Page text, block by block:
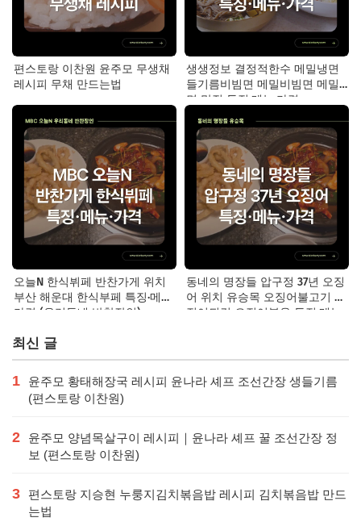
편스토랑 이찬원 윤주모 무생채
레시피 무채 만드는법
생생정보 결정적한수 메밀냉면
들기름비빔면 메밀비빔면 메밀
면 맛집 특징·메뉴·가격
오늘N 한식뷔페 반찬가게 위치
부산 해운대 한식부페 특징·메뉴·
가격 (우리동네 반찬장인)
동네의 명장들 압구정 37년 오징
어 위치 유승목 오징어불고기 오
징어튀김 오징어볶음 특징·메뉴·
최신 글
1
윤주모 황태해장국 레시피 윤나라 셰프 조선간장 생들기름
(편스토랑 이찬원)
2
윤주모 양념목살구이 레시피｜윤나라 셰프 꿀 조선간장 정
보 (편스토랑 이찬원)
3
편스토랑 지승현 누룽지김치볶음밥 레시피 김치볶음밥 만드
는법